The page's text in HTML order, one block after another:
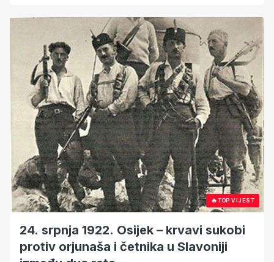
🔥TOP VIJEST
24. srpnja 1922. Osijek – krvavi sukobi
protiv orjunaša i četnika u Slavoniji